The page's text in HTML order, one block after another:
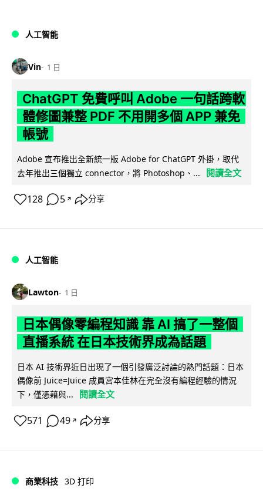
人工智能
Vin 1 日
ChatGPT 免費呼叫 Adobe 一句話跨軟
體修圖兼整 PDF 不用開多個 APP 兼免
帳號
Adobe 宣布推出全新統一版 Adobe for ChatGPT 外掛，取代
去年推出三個獨立 connector，將 Photoshop、...
閱讀全文
128 5 ↗ 分享
人工智能
Lawton 1 日
日本偶像零編程知識 靠 AI 搞了一整個
直播系統 在日本技術界成為話題
日本 AI 技術界近日出現了一個引發廣泛討論的熱門話題：日本
偶像前 Juice=Juice 成員宮本佳林在完全沒有編程經驗的情況
下，僅憑藉與...
閱讀全文
571 49 ↗ 分享
商業科技 3D 打印